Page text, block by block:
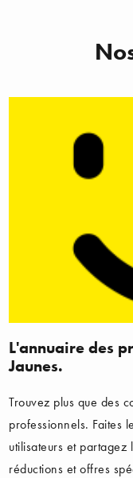
L'annuaire des
Jaunes.
Trouvez plus que des
professionnels. Faites
utilisateurs et
réductions et offres